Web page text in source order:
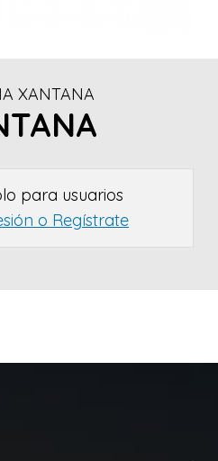
XANTANA
para usuarios
o Regístrate